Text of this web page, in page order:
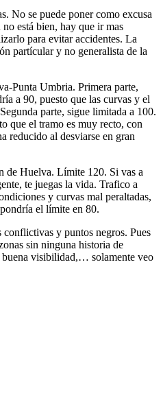
No se puede poner como excusa
está bien, hay que ir mas
para evitar accidentes. La
partícular y no generalista de la
Punta Umbria. Primera parte,
a 90, puesto que las curvas y el
parte, sigue limitada a 100.
que el tramo es muy recto, con
reducido al desviarse en gran
de Huelva. Límite 120. Si vas a
te juegas la vida. Trafico a
y curvas mal peraltadas,
el límite en 80.
conflictivas y puntos negros. Pues
sin ninguna historia de
buena visibilidad,… solamente veo